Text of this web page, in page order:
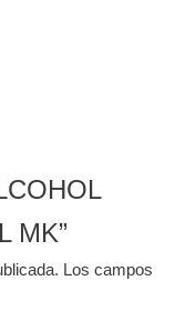
MK”
Los campos